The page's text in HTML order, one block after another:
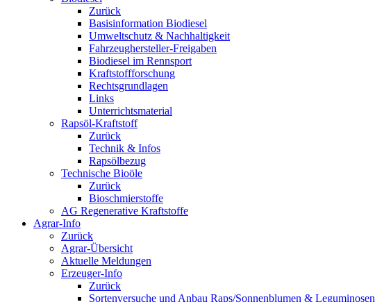
Zurück
Basisinformation Biodiesel
Umweltschutz & Nachhaltigkeit
Fahrzeughersteller-Freigaben
Biodiesel im Rennsport
Kraftstoffforschung
Rechtsgrundlagen
Links
Unterrichtsmaterial
Rapsöl-Kraftstoff
Zurück
Technik & Infos
Rapsölbezug
Technische Bioöle
Zurück
Bioschmierstoffe
AG Regenerative Kraftstoffe
Agrar-Info
Zurück
Agrar-Übersicht
Aktuelle Meldungen
Erzeuger-Info
Zurück
Sortenversuche und Anbau Raps/Sonnenblumen & Leguminosen